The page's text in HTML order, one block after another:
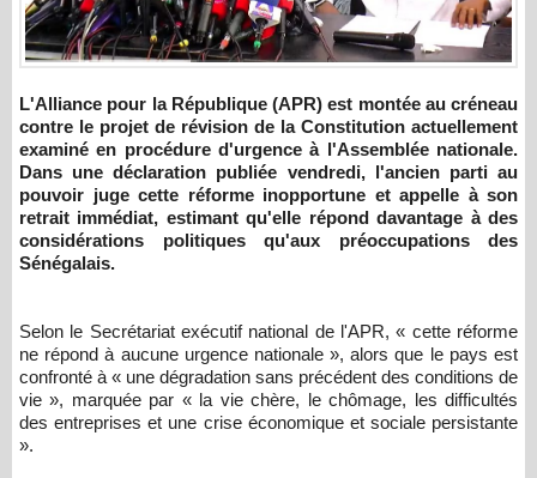
L'Alliance pour la République (APR) est montée au créneau
contre le projet de révision de la Constitution actuellement
examiné en procédure d'urgence à l'Assemblée nationale.
Dans une déclaration publiée vendredi, l'ancien parti au
pouvoir juge cette réforme inopportune et appelle à son
retrait immédiat, estimant qu'elle répond davantage à des
considérations politiques qu'aux préoccupations des
Sénégalais.
Selon le Secrétariat exécutif national de l'APR, « cette réforme
ne répond à aucune urgence nationale », alors que le pays est
confronté à « une dégradation sans précédent des conditions de
vie », marquée par « la vie chère, le chômage, les difficultés
des entreprises et une crise économique et sociale persistante
».